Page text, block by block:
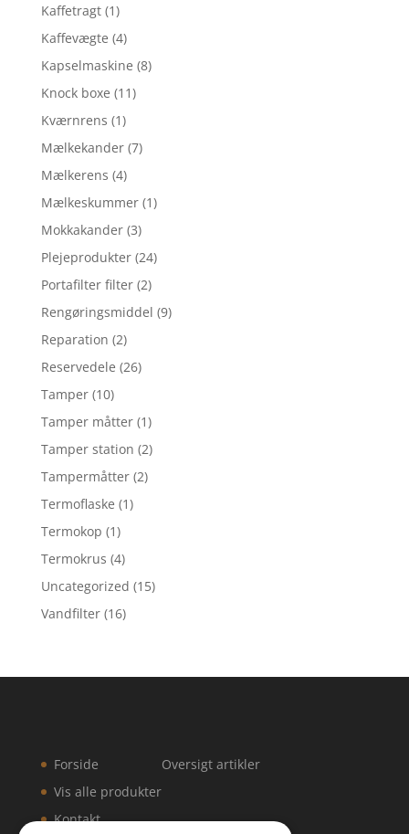
Kaffetragt (1)
Kaffevægte (4)
Kapselmaskine (8)
Knock boxe (11)
Kværnrens (1)
Mælkekander (7)
Mælkerens (4)
Mælkeskummer (1)
Mokkakander (3)
Plejeprodukter (24)
Portafilter filter (2)
Rengøringsmiddel (9)
Reparation (2)
Reservedele (26)
Tamper (10)
Tamper måtter (1)
Tamper station (2)
Tampermåtter (2)
Termoflaske (1)
Termokop (1)
Termokrus (4)
Uncategorized (15)
Vandfilter (16)
Forside
Vis alle produkter
Kontakt
Oversigt artikler